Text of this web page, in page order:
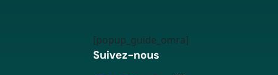
[popup_guide_omra]
Suivez-nous